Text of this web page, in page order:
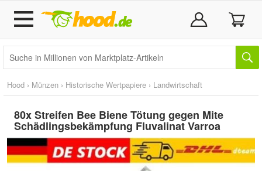
Hood › Münzen › Historische Wertpapiere › Landwirtschaft
80x Streifen Bee Biene Tötung gegen Mite
Schädlingsbekämpfung Fluvalinat Varroa